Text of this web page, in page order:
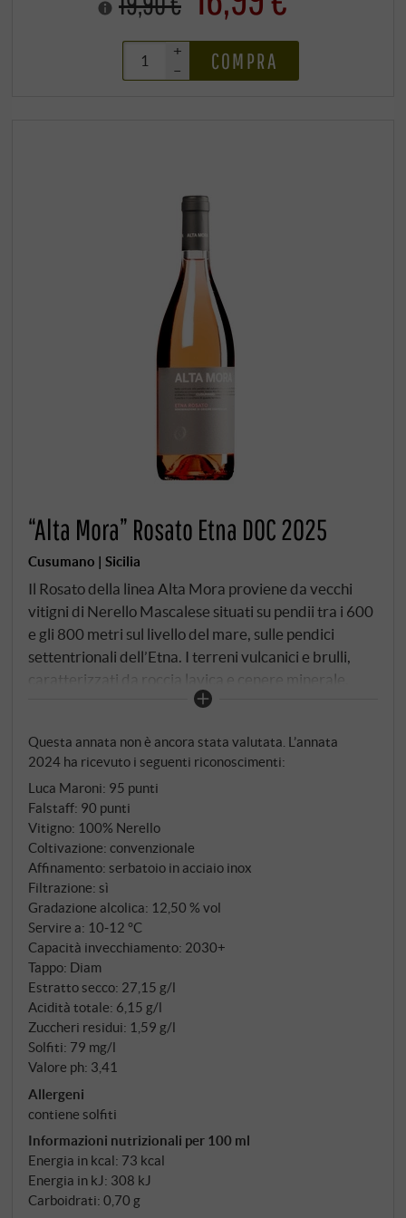
+
–
COMPRA
“Alta Mora” Rosato Etna DOC 2025
Cusumano | Sicilia
Il Rosato della linea Alta Mora proviene da vecchi
vitigni di Nerello Mascalese situati su pendii tra i 600
e gli 800 metri sul livello del mare, sulle pendici
settentrionali dell’Etna. I terreni vulcanici e brulli,
caratterizzati da roccia lavica e cenere minerale,
conferiscono al vino una tensione tipica del territorio
raccolte precocemente e pressate immediatamente
per preservarne la freschezza e la finezza.
L'affinamento avviene esclusivamente in acciaio
inossidabile.
Questa annata non è ancora stata valutata. L’annata
2024 ha ricevuto i seguenti riconoscimenti:
Luca Maroni: 95 punti
Falstaff: 90 punti
Vitigno: 100% Nerello
Coltivazione: convenzionale
Affinamento: serbatoio in acciaio inox
Filtrazione: sì
Gradazione alcolica: 12,50 % vol
Servire a: 10‑12 °C
Capacità invecchiamento: 2030+
Tappo: Diam
Estratto secco: 27,15 g/l
Acidità totale: 6,15 g/l
Zuccheri residui: 1,59 g/l
Solfiti: 79 mg/l
Valore ph: 3,41
Allergeni
contiene solfiti
Informazioni nutrizionali per 100 ml
Energia in kcal: 73 kcal
Energia in kJ: 308 kJ
Carboidrati: 0,70 g